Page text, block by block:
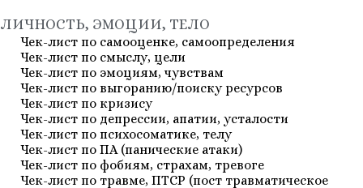
ЛИЧНОСТЬ, ЭМОЦИИ, ТЕЛО
Чек-лист по самооценке, самоопределения
Чек-лист по смыслу, цели
Чек-лист по эмоциям, чувствам
Чек-лист по выгоранию/поиску ресурсов
Чек-лист по кризису
Чек-лист по депрессии, апатии, усталости
Чек-лист по психосоматике, телу
Чек-лист по ПА (панические атаки)
Чек-лист по фобиям, страхам, тревоге
Чек-лист по травме, ПТСР (пост травматическое